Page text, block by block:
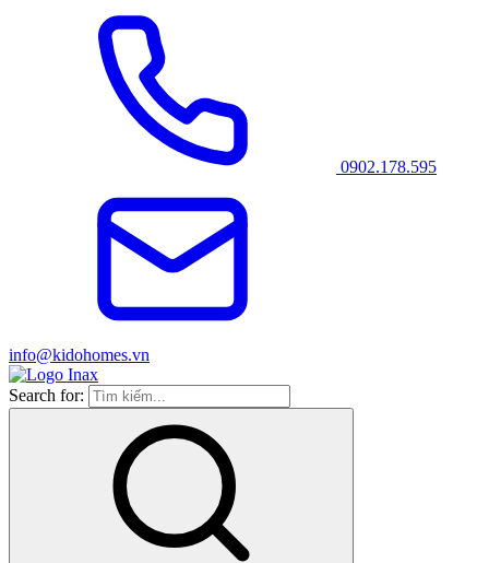
0902.178.595
info@kidohomes.vn
Search for: